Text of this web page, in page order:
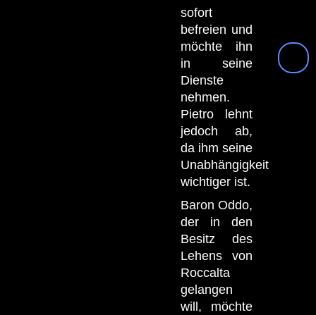
sofort
befreien und
möchte ihn
in seine
Dienste
nehmen.
Pietro lehnt
jedoch ab,
da ihm seine
Unabhängigkeit
wichtiger ist.
Baron Oddo,
der in den
Besitz des
Lehens von
Roccalta
gelangen
will, möchte